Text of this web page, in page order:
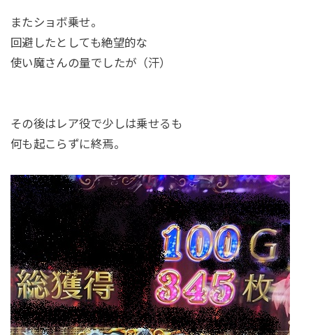
またショボ乗せ。
回避したとしても絶望的な
使い魔さんの量でしたが（汗）
その後はレア役で少しは乗せるも
何も起こらずに終焉。